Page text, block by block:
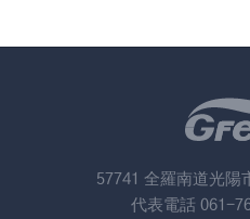
57741 全羅南道光陽
代表電話 061-